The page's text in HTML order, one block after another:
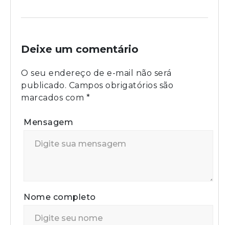
Deixe um comentário
O seu endereço de e-mail não será
publicado. Campos obrigatórios são
marcados com *
Mensagem
Nome completo